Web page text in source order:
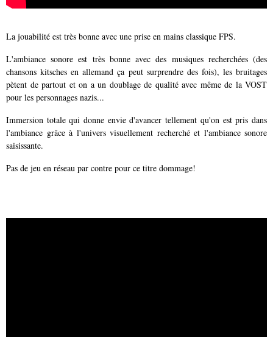
La jouabilité est très bonne avec une prise en mains classique FPS.
L'ambiance sonore est très bonne avec des musiques recherchées (des
chansons kitsches en allemand ça peut surprendre des fois), les bruitages
pètent de partout et on a un doublage de qualité avec même de la VOST
pour les personnages nazis...
Immersion totale qui donne envie d'avancer tellement qu'on est pris dans
l'ambiance grâce à l'univers visuellement recherché et l'ambiance sonore
saisissante.
Pas de jeu en réseau par contre pour ce titre dommage!